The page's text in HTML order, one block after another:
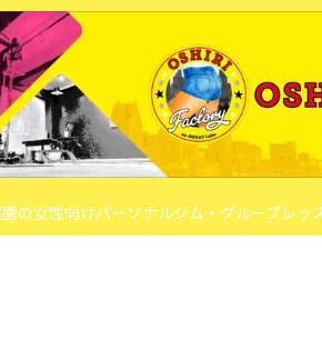
の女性向けパーソナルジム・グループレ